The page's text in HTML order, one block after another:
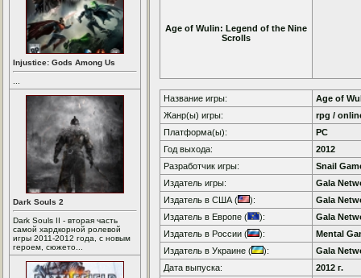
Injustice: Gods Among Us
Dark Souls 2
Dark Souls II - вторая часть
самой хардкорной ролевой
игры 2011-2012 года, с новым
героем, сюжето...
Age of Wulin: Legend of the Nine
Scrolls
Название игры:
Age of
Жанр(ы) игры:
rpg /
Платформа(ы):
PC
Год выхода:
2012
Разработчик игры:
Snail
Издатель игры:
Gala
Издатель в США (
):
Gala
Издатель в Европе (
):
Gala
Издатель в России (
):
Mental
Издатель в Украине (
):
Gala
Дата выпуска:
2012 г.